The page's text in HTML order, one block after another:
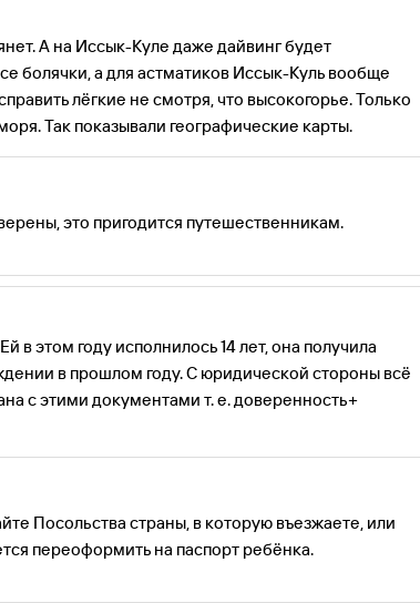
А на Иссык-Куле даже дайвинг будет
болячки, а для астматиков Иссык-Куль вообще
лёгкие не смотря, что высокогорье. Только
Так показывали географические карты.
это пригодится путешественникам.
в этом году исполнилось 14 лет, она получила
в прошлом году. С юридической стороны всё
с этими документами т. е. доверенность+
Посольства страны, в которую въезжаете, или
переоформить на паспорт ребёнка.